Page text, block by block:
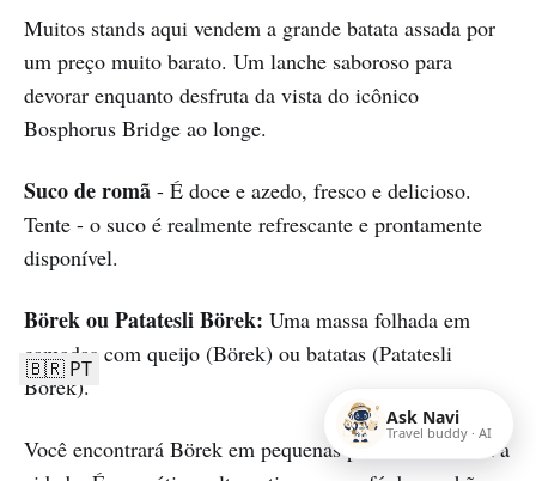
Muitos stands aqui vendem a grande batata assada por
um preço muito barato. Um lanche saboroso para
devorar enquanto desfruta da vista do icônico
Bosphorus Bridge ao longe.
Suco de romã - É doce e azedo, fresco e delicioso.
Tente - o suco é realmente refrescante e prontamente
disponível.
Börek ou Patatesli Börek: Uma massa folhada em
camadas com queijo (Börek) ou batatas (Patatesli
Börek).
Você encontrará Börek em pequenas padarias em toda a
Ask Navi
Travel buddy · AI
🇧🇷 PT